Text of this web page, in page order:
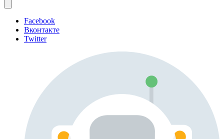
Facebook
Вконтакте
Twitter